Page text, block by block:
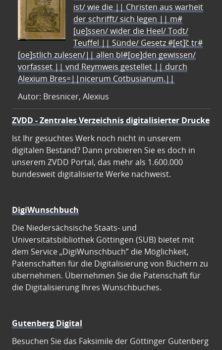
ist/ wie die || Christen aus warheit
der schrifft/ sich legen || m#
[ue]ssen/ wider die Heel/ Todt/
Teuffel || Sünde/ Gesetz #[et]c̃ tr#
[oe]stlich zulesen/|| allen bl#[oe]den gewissen/
vorfasset || vnd Reymweis gestellet || durch
Alexium Bres=||nicerum Cotbusianum.||
Autor: Bresnicer, Alexius
ZVDD - Zentrales Verzeichnis digitalisierter Drucke
Ist Ihr gesuchtes Werk noch nicht in unserem
digitalen Bestand? Dann probieren Sie es doch in
unserem ZVDD Portal, das mehr als 1.600.000
bundesweit digitalisierte Werke nachweist.
DigiWunschbuch
Die Niedersächsische Staats- und
Universitätsbibliothek Göttingen (SUB) bietet mit
dem Service „DigiWunschbuch” die Möglichkeit,
Patenschaften für die Digitalisierung von Büchern zu
übernehmen. Übernehmen Sie die Patenschaft für
die Digitalisierung Ihres Wunschbuches.
Gutenberg Digital
Besuchen Sie das Faksimile der Göttinger Gutenberg